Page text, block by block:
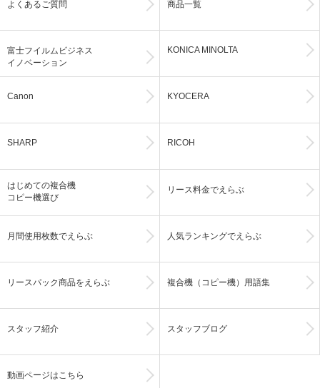
よくあるご質問 商品一覧
富士フイルムビジネス
イノベーション
KONICA MINOLTA
Canon KYOCERA
SHARP RICOH
はじめての複合機
コピー機選び
リース料金でえらぶ
月間使用枚数でえらぶ 人気ランキングでえらぶ
リースパック商品をえらぶ 複合機（コピー機）用語集
スタッフ紹介 スタッフブログ
動画ページはこちら